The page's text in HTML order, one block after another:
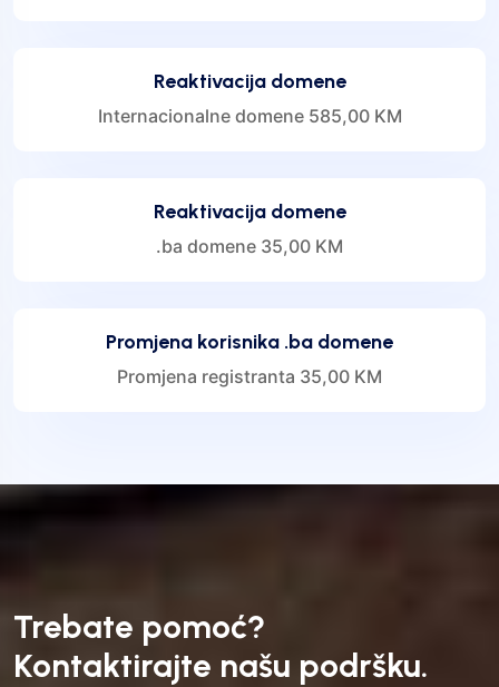
Reaktivacija domene
Internacionalne domene 585,00 KM
Reaktivacija domene
.ba domene 35,00 KM
Promjena korisnika .ba domene
Promjena registranta 35,00 KM
Trebate pomoć?
Kontaktirajte našu podršku.